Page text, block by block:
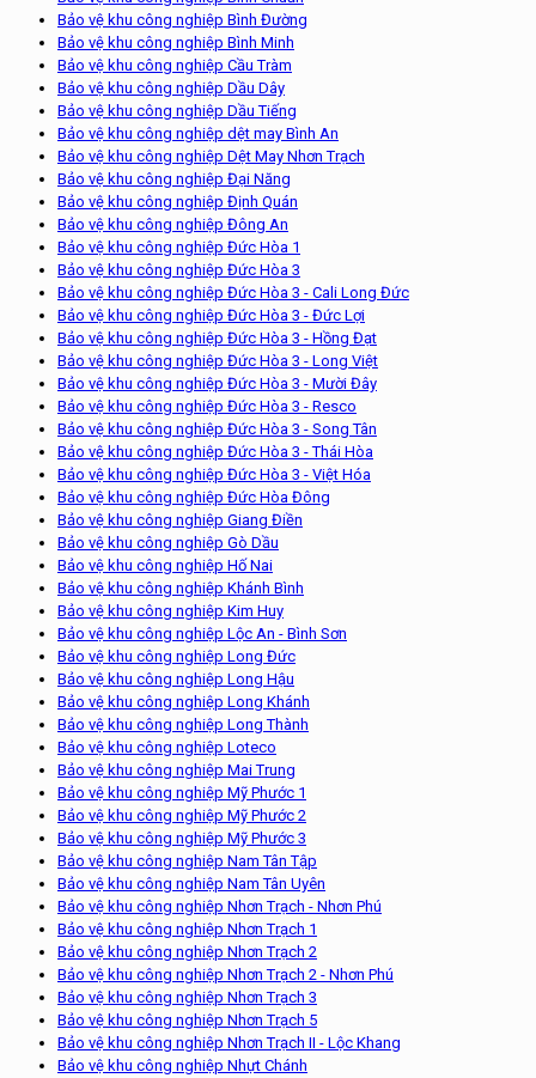
Bảo vệ khu công nghiệp Bình Đường
Bảo vệ khu công nghiệp Bình Minh
Bảo vệ khu công nghiệp Cầu Tràm
Bảo vệ khu công nghiệp Dầu Dây
Bảo vệ khu công nghiệp Dầu Tiếng
Bảo vệ khu công nghiệp dệt may Bình An
Bảo vệ khu công nghiệp Dệt May Nhơn Trạch
Bảo vệ khu công nghiệp Đại Năng
Bảo vệ khu công nghiệp Định Quán
Bảo vệ khu công nghiệp Đông An
Bảo vệ khu công nghiệp Đức Hòa 1
Bảo vệ khu công nghiệp Đức Hòa 3
Bảo vệ khu công nghiệp Đức Hòa 3 - Cali Long Đức
Bảo vệ khu công nghiệp Đức Hòa 3 - Đức Lợi
Bảo vệ khu công nghiệp Đức Hòa 3 - Hồng Đạt
Bảo vệ khu công nghiệp Đức Hòa 3 - Long Việt
Bảo vệ khu công nghiệp Đức Hòa 3 - Mười Đây
Bảo vệ khu công nghiệp Đức Hòa 3 - Resco
Bảo vệ khu công nghiệp Đức Hòa 3 - Song Tân
Bảo vệ khu công nghiệp Đức Hòa 3 - Thái Hòa
Bảo vệ khu công nghiệp Đức Hòa 3 - Việt Hóa
Bảo vệ khu công nghiệp Đức Hòa Đông
Bảo vệ khu công nghiệp Giang Điền
Bảo vệ khu công nghiệp Gò Dầu
Bảo vệ khu công nghiệp Hố Nai
Bảo vệ khu công nghiệp Khánh Bình
Bảo vệ khu công nghiệp Kim Huy
Bảo vệ khu công nghiệp Lộc An - Bình Sơn
Bảo vệ khu công nghiệp Long Đức
Bảo vệ khu công nghiệp Long Hậu
Bảo vệ khu công nghiệp Long Khánh
Bảo vệ khu công nghiệp Long Thành
Bảo vệ khu công nghiệp Loteco
Bảo vệ khu công nghiệp Mai Trung
Bảo vệ khu công nghiệp Mỹ Phước 1
Bảo vệ khu công nghiệp Mỹ Phước 2
Bảo vệ khu công nghiệp Mỹ Phước 3
Bảo vệ khu công nghiệp Nam Tân Tập
Bảo vệ khu công nghiệp Nam Tân Uyên
Bảo vệ khu công nghiệp Nhơn Trạch - Nhơn Phú
Bảo vệ khu công nghiệp Nhơn Trạch 1
Bảo vệ khu công nghiệp Nhơn Trạch 2
Bảo vệ khu công nghiệp Nhơn Trạch 2 - Nhơn Phú
Bảo vệ khu công nghiệp Nhơn Trạch 3
Bảo vệ khu công nghiệp Nhơn Trạch 5
Bảo vệ khu công nghiệp Nhơn Trạch II - Lộc Khang
Bảo vệ khu công nghiệp Nhựt Chánh